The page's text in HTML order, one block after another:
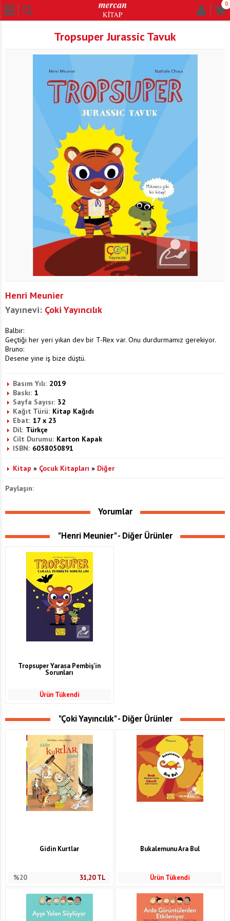
0
Tropsuper Jurassic Tavuk
Henri Meunier
Yayınevi: Çoki Yayıncılık
Balbir:
Geçtiği her yeri yıkan dev bir T-Rex var. Onu durdurmamız gerekiyor.
Bruno:
Desene yine iş bize düştü.
Basım Yılı: 2019
Baskı: 1
Sayfa Sayısı: 32
Kağıt Türü: Kitap Kağıdı
Ebat: 17 x 23
Dil: Türkçe
Cilt Durumu: Karton Kapak
ISBN: 6058050891
Kitap » Çocuk Kitapları » Diğer
Paylaşın:
Yorumlar
"Henri Meunier" - Diğer Ürünler
Tropsuper Yarasa Pembiş'in
Sorunları
Ürün Tükendi
"Çoki Yayıncılık" - Diğer Ürünler
Gidin Kurtlar
%20 31,20TL
Bukalemunu Ara Bul
Ürün Tükendi